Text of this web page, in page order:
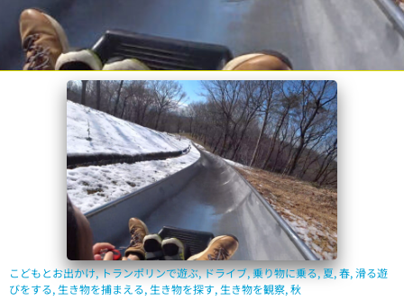
こどもとお出かけ,トランポリンで遊ぶ,ドライブ,乗り物に乗る,夏,春,滑る遊
びをする,生き物を捕まえる,生き物を探す,生き物を観察,秋